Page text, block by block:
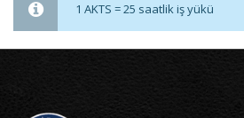
1 AKTS = 25 saatlik iş yükü